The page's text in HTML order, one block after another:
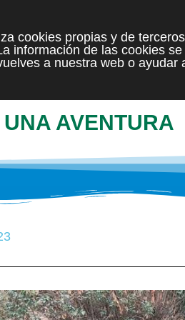
AVENTURA
cookies propias y de
información de las cookies
a nuestra web o ayudar